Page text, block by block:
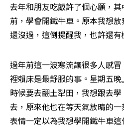
去年和朋友吃飯許了個心願，
前，學會開鐵牛車。原本我想
還沒過，這倒提醒我，也許還有
過年前這一波寒流讓很多人感
裡賴床是最舒服的事。星期五
時候要去翻土犁田，我想跟去
去，原來他也在等天氣放晴的
表情一定以為我想學開鐵牛車這